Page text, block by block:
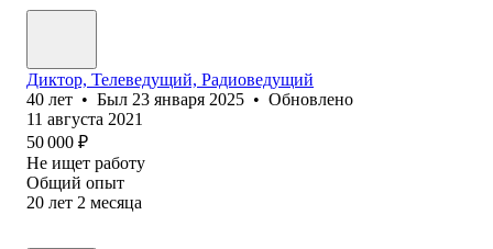
Диктор, Телеведущий, Радиоведущий
40 лет • Был 23 января 2025 • Обновлено
11 августа 2021
50 000 ₽
Не ищет работу
Общий опыт
20 лет 2 месяца